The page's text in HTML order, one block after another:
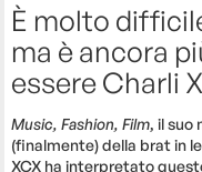
È molto
ma è ancora
essere Charli
Music, Fashion, Film, il suo
(finalmente) della brat in
XCX ha interpretato